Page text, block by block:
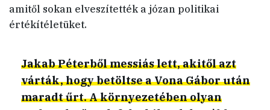
amitől sokan elveszítették a józan politikai
értékítéletüket.
Jakab Péterből messiás lett, akitől azt
várták, hogy betöltse a Vona Gábor után
maradt űrt. A környezetében olyan